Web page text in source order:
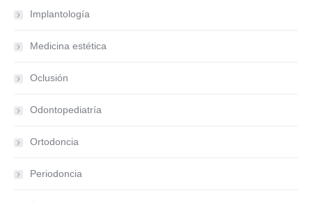
Implantología
Medicina estética
Oclusión
Odontopediatría
Ortodoncia
Periodoncia